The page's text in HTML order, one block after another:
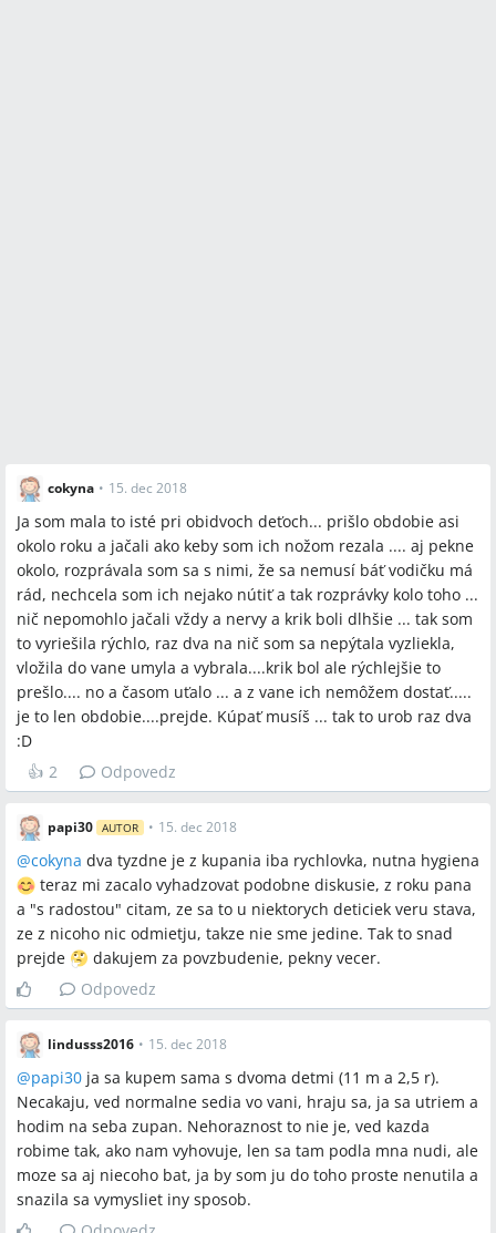
cokyna • 15. dec 2018
Ja som mala to isté pri obidvoch deťoch... prišlo obdobie asi
okolo roku a jačali ako keby som ich nožom rezala .... aj pekne
okolo, rozprávala som sa s nimi, že sa nemusí báť vodičku má
rád, nechcela som ich nejako nútiť a tak rozprávky kolo toho ...
nič nepomohlo jačali vždy a nervy a krik boli dlhšie ... tak som
to vyriešila rýchlo, raz dva na nič som sa nepýtala vyzliekla,
vložila do vane umyla a vybrala....krik bol ale rýchlejšie to
prešlo.... no a časom uťalo ... a z vane ich nemôžem dostať.....
je to len obdobie....prejde. Kúpať musíš ... tak to urob raz dva
:D
👍 2 Odpovedz
papi30 AUTOR • 15. dec 2018
@cokyna dva tyzdne je z kupania iba rychlovka, nutna hygiena
teraz mi zacalo vyhadzovat podobne diskusie, z roku pana
a "s radostou" citam, ze sa to u niektorych deticiek veru stava,
ze z nicoho nic odmietju, takze nie sme jedine. Tak to snad
prejde
dakujem za povzbudenie, pekny vecer.
Odpovedz
lindusss2016 • 15. dec 2018
@papi30 ja sa kupem sama s dvoma detmi (11 m a 2,5 r).
Necakaju, ved normalne sedia vo vani, hraju sa, ja sa utriem a
hodim na seba zupan. Nehoraznost to nie je, ved kazda
robime tak, ako nam vyhovuje, len sa tam podla mna nudi, ale
moze sa aj niecoho bat, ja by som ju do toho proste nenutila a
snazila sa vymysliet iny sposob.